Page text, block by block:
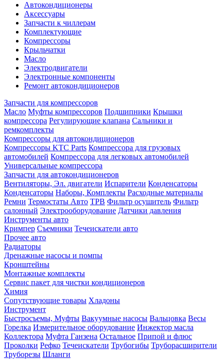
Автокондиционеры
Аксессуары
Запчасти к чиллерам
Комплектующие
Компрессоры
Крыльчатки
Масло
Электродвигатели
Электронные компоненты
Ремонт автокондиционеров
Запчасти для компрессоров
Масло Муфты компрессоров Подшипники Крышки
компрессора Регулирующие клапана Сальники и
ремкомплекты
Компрессоры для автокондиционеров
Компрессоры KTC Parts Компрессора для грузовых
автомобилей Компрессора для легковых автомобилей
Универсальные компрессора
Запчасти для автокондиционеров
Вентиляторы, Эл. двигатели Испарители Конденсаторы
Конденсаторы Наборы, Комплекты Расходные материалы
Ремни Термостаты Авто ТРВ Фильтр осушитель Фильтр
салонный Электрооборудование Датчики давления
Инструменты авто
Кримпер Съемники Течеискатели авто
Прочее авто
Радиаторы
Дренажные насосы и помпы
Кронштейны
Монтажные комплекты
Сервис пакет для чистки кондиционеров
Химия
Сопутствующие товары Хладоны
Инструмент
Быстросъемы, Муфты Вакуумные насосы Вальцовка Весы
Горелка Измерительное оборудование Инжектор масла
Коллектора Муфта Ганзена Остальное Припой и флюс
Проколки Рефко Течеискатели Трубогибы Труборасширители
Труборезы Шланги